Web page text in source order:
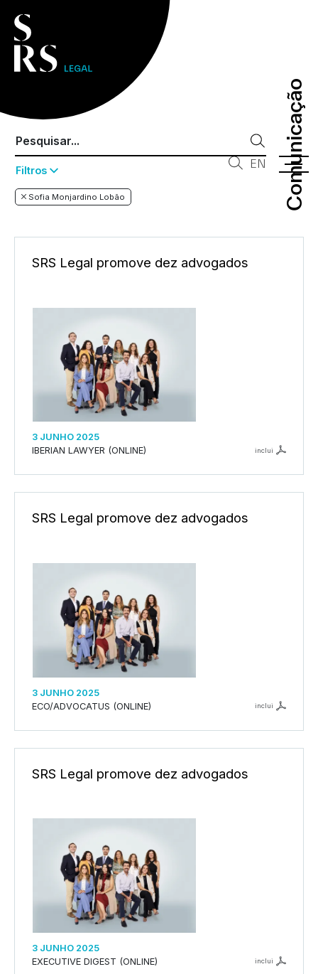
Comunicação
Comunicação
EN
Filtros
Sofia Monjardino Lobão
SRS Legal promove dez advogados
3 JUNHO 2025
IBERIAN LAWYER (ONLINE)
inclui
SRS Legal promove dez advogados
3 JUNHO 2025
ECO/ADVOCATUS (ONLINE)
inclui
SRS Legal promove dez advogados
3 JUNHO 2025
EXECUTIVE DIGEST (ONLINE)
inclui